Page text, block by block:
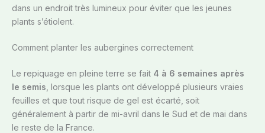
dans un endroit très lumineux pour éviter que les jeunes
plants s’étiolent.
Comment planter les aubergines correctement
Le repiquage en pleine terre se fait 4 à 6 semaines après
le semis , lorsque les plants ont développé plusieurs vraies
feuilles et que tout risque de gel est écarté, soit
généralement à partir de mi-avril dans le Sud et de mai dans
le reste de la France.